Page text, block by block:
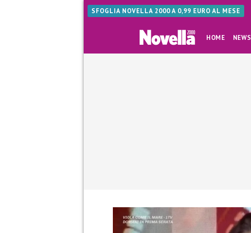
SFOGLIA NOVELLA 2000 A 0,99 EURO AL MESE
HOME NEWS